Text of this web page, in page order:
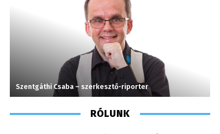
Szentgáthi Csaba – szerkesztő-riporter
RÓLUNK